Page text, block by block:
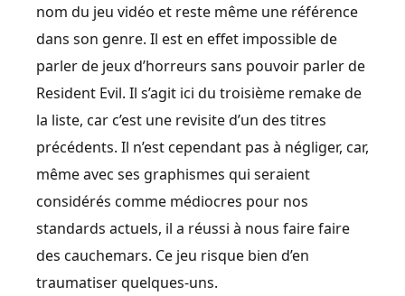
nom du jeu vidéo et reste même une référence
dans son genre. Il est en effet impossible de
parler de jeux d’horreurs sans pouvoir parler de
Resident Evil. Il s’agit ici du troisième remake de
la liste, car c’est une revisite d’un des titres
précédents. Il n’est cependant pas à négliger, car,
même avec ses graphismes qui seraient
considérés comme médiocres pour nos
standards actuels, il a réussi à nous faire faire
des cauchemars. Ce jeu risque bien d’en
traumatiser quelques-uns.